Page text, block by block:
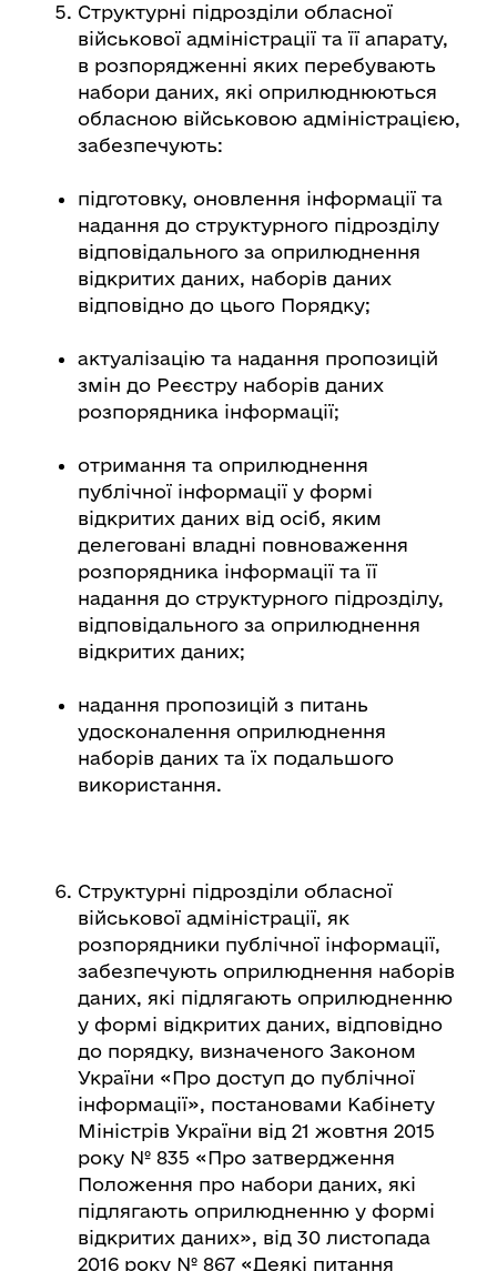
Структурні підрозділи обласної
військової адміністрації та її апарату,
в розпорядженні яких перебувають
набори даних, які оприлюднюються
обласною військовою адміністрацією,
забезпечують:
підготовку, оновлення інформації та
надання до структурного підрозділу
відповідального за оприлюднення
відкритих даних, наборів даних
відповідно до цього Порядку;
актуалізацію та надання пропозицій
змін до Реєстру наборів даних
розпорядника інформації;
отримання та оприлюднення
публічної інформації у формі
відкритих даних від осіб, яким
делеговані владні повноваження
розпорядника інформації та її
надання до структурного підрозділу,
відповідального за оприлюднення
відкритих даних;
надання пропозицій з питань
удосконалення оприлюднення
наборів даних та їх подальшого
використання.
Структурні підрозділи обласної
військової адміністрації, як
розпорядники публічної інформації,
забезпечують оприлюднення наборів
даних, які підлягають оприлюдненню
у формі відкритих даних, відповідно
до порядку, визначеного Законом
України «Про доступ до публічної
інформації», постановами Кабінету
Міністрів України від 21 жовтня 2015
року № 835 «Про затвердження
Положення про набори даних, які
підлягають оприлюдненню у формі
відкритих даних», від 30 листопада
2016 року № 867 «Деякі питання